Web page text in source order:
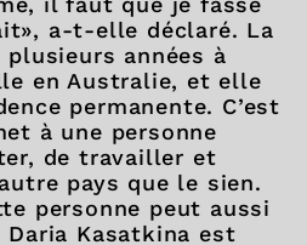
a-t-elle déclaré. La
années à
en Australie, et elle
permanente. C’est
à une personne
de travailler et
pays que le sien.
personne peut aussi
Kasatkina est